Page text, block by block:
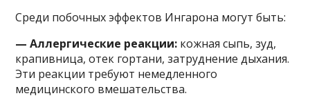
Среди побочных эффектов Ингарона могут быть:
— Аллергические реакции: кожная сыпь, зуд,
крапивница, отек гортани, затруднение дыхания.
Эти реакции требуют немедленного
медицинского вмешательства.